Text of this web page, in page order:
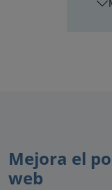
Mejora el
web